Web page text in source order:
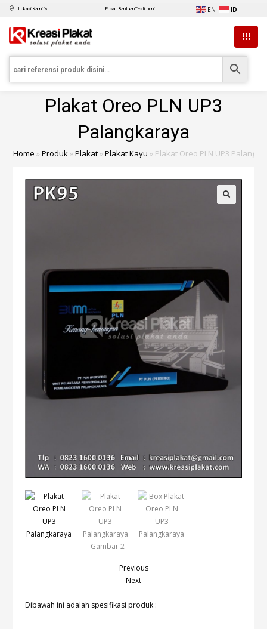
Lokasi Kami ↘ Pusat BantuanTestimoni EN ID
Plakat Oreo PLN UP3
Palangkaraya
Home »Produk»Plakat»Plakat Kayu » Plakat Oreo PLN UP3
Previous
Next
Dibawah ini adalah spesifikasi produk :